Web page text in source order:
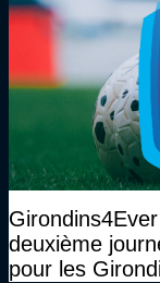
deuxième
pour les